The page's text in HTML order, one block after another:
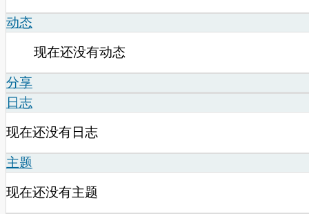
动态
现在还没有动态
分享
日志
现在还没有日志
主题
现在还没有主题